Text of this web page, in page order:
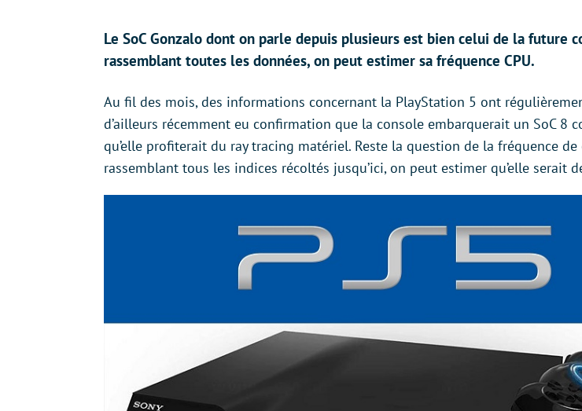
Le SoC Gonzalo dont on parle depuis plusieurs est bien celui de la future
rassemblant toutes les données, on peut estimer sa fréquence CPU.
Au fil des mois, des informations concernant la PlayStation 5 ont
d’ailleurs récemment eu confirmation que la console embarquerait un SoC 8
qu’elle profiterait du ray tracing matériel. Reste la question de la fréquence de
rassemblant tous les indices récoltés jusqu’ici, on peut estimer qu’elle serait